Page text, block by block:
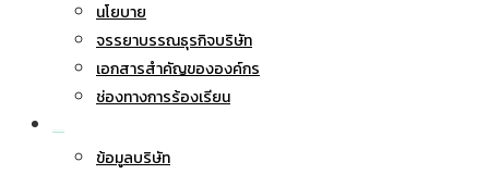
นโยบาย
จรรยาบรรณธุรกิจบริษัท
เอกสารสำคัญขององค์กร
ช่องทางการร้องเรียน
ข้อมูลบริษัท